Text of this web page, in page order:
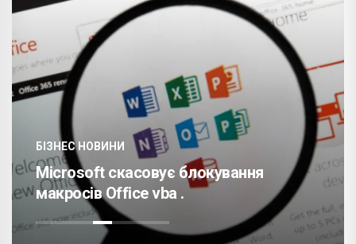
БІЗНЕС НОВИНИ
Microsoft скасовує блокування
макросів Office vba .